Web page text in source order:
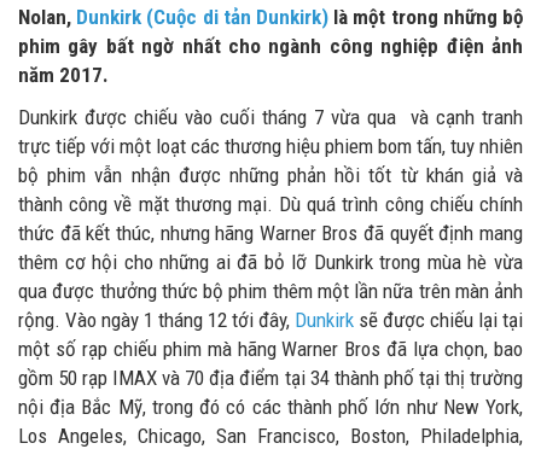
Nolan, Dunkirk (Cuộc di tản Dunkirk) là một trong những bộ
phim gây bất ngờ nhất cho ngành công nghiệp điện ảnh
năm 2017.
Dunkirk được chiếu vào cuối tháng 7 vừa qua và cạnh tranh
trực tiếp với một loạt các thương hiệu phiem bom tấn, tuy nhiên
bộ phim vẫn nhận được những phản hồi tốt từ khán giả và
thành công về mặt thương mại. Dù quá trình công chiếu chính
thức đã kết thúc, nhưng hãng Warner Bros đã quyết định mang
thêm cơ hội cho những ai đã bỏ lỡ Dunkirk trong mùa hè vừa
qua được thưởng thức bộ phim thêm một lần nữa trên màn ảnh
rộng. Vào ngày 1 tháng 12 tới đây, Dunkirk sẽ được chiếu lại tại
một số rạp chiếu phim mà hãng Warner Bros đã lựa chọn, bao
gồm 50 rạp IMAX và 70 địa điểm tại 34 thành phố tại thị trường
nội địa Bắc Mỹ, trong đó có các thành phố lớn như New York,
Los Angeles, Chicago, San Francisco, Boston, Philadelphia,